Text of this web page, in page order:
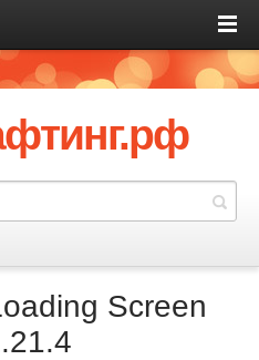
Screen